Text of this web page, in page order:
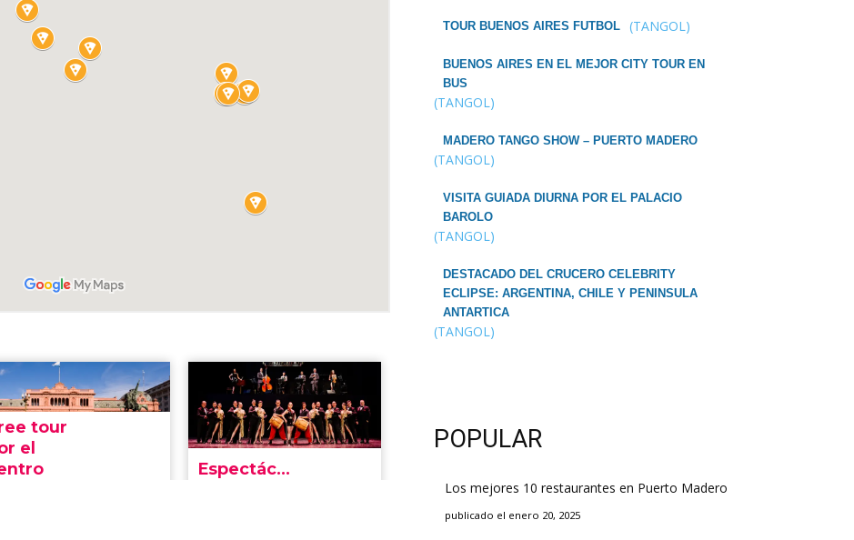
TOUR BUENOS AIRES FUTBOL (TANGOL)
BUENOS AIRES EN EL MEJOR CITY TOUR EN
BUS
(TANGOL)
MADERO TANGO SHOW – PUERTO MADERO
(TANGOL)
VISITA GUIADA DIURNA POR EL PALACIO
BAROLO
(TANGOL)
DESTACADO DEL CRUCERO CELEBRITY
ECLIPSE: ARGENTINA, CHILE Y PENINSULA
ANTARTICA
(TANGOL)
POPULAR
Los mejores 10 restaurantes en Puerto Madero
publicado el enero 20, 2025